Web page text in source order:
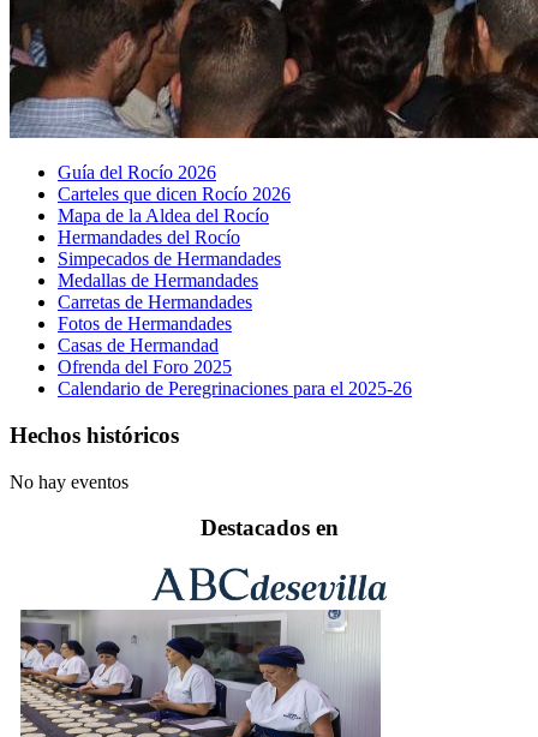
Guía del Rocío 2026
Carteles que dicen Rocío 2026
Mapa de la Aldea del Rocío
Hermandades del Rocío
Simpecados de Hermandades
Medallas de Hermandades
Carretas de Hermandades
Fotos de Hermandades
Casas de Hermandad
Ofrenda del Foro 2025
Calendario de Peregrinaciones para el 2025-26
Hechos históricos
No hay eventos
Destacados en